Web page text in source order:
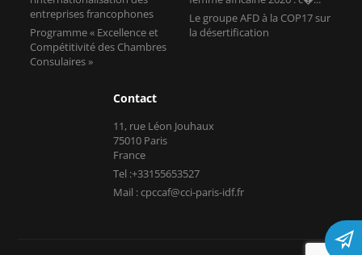
Contact
11, rue Léon Jouhaux
75010 Paris
Mail : cpccaf@cci-paris-idf.fr
Copyright © CPCCAF 2026 -Mentions légales
Comment référencer son site internet